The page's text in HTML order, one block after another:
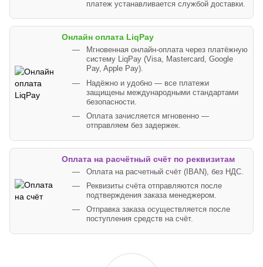
платеж устанавливается службой доставки.
Онлайн оплата LiqPay
Мгновенная онлайн-оплата через платёжную
систему LiqPay (Visa, Mastercard, Google
Pay, Apple Pay).
Надёжно и удобно — все платежи
защищены международными стандартами
безопасности.
Оплата зачисляется мгновенно —
отправляем без задержек.
Оплата на расчётный счёт по реквизитам
Оплата на расчетный счёт (IBAN), без НДС.
Реквизиты счёта отправляются после
подтверждения заказа менеджером.
Отправка заказа осуществляется после
поступления средств на счёт.